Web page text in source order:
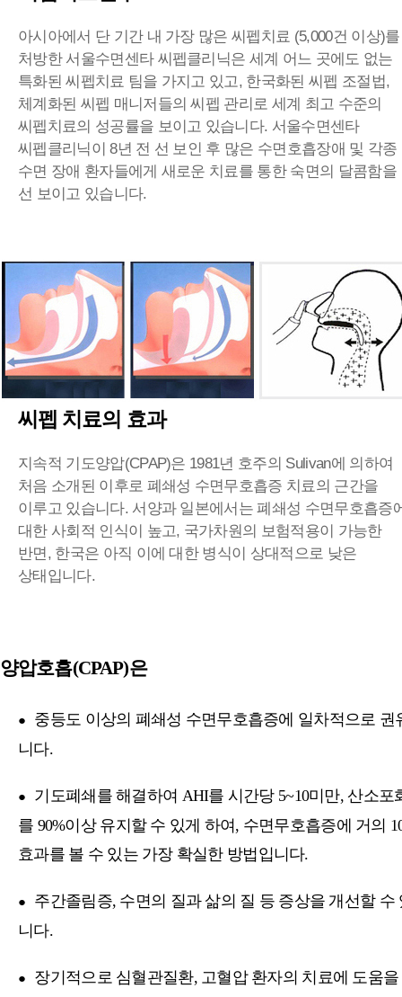
아시아에서 단 기간 내 가장 많은 씨펩치료 (5,000건 이상)를
처방한 서울수면센타 씨펩클리닉은 세계 어느 곳에도 없는
특화된 씨펩치료 팀을 가지고 있고, 한국화된 씨펩 조절법,
체계화된 씨펩 매니저들의 씨펩 관리로 세계 최고 수준의
씨펩치료의 성공률을 보이고 있습니다. 서울수면센타
씨펩클리닉이 8년 전 선 보인 후 많은 수면호흡장애 및 각종
수면 장애 환자들에게 새로운 치료를 통한 숙면의 달콤함을
선 보이고 있습니다.
씨펩 치료의 효과
지속적 기도양압(CPAP)은 1981년 호주의 Sulivan에 의하여
처음 소개된 이후로 폐쇄성 수면무호흡증 치료의 근간을
이루고 있습니다. 서양과 일본에서는 폐쇄성 수면무호흡증
대한 사회적 인식이 높고, 국가차원의 보험적용이 가능한
반면, 한국은 아직 이에 대한 병식이 상대적으로 낮은
상태입니다.
양압호흡(CPAP)은
●
중등도 이상의 폐쇄성 수면무호흡증에 일차적으로 권
니다.
●
기도폐쇄를 해결하여 AHI를 시간당 5~10미만, 산소포
를 90%이상 유지할 수 있게 하여, 수면무호흡증에 거의
효과를 볼 수 있는 가장 확실한 방법입니다.
●
주간졸림증, 수면의 질과 삶의 질 등 증상을 개선할 수
니다.
●
장기적으로 심혈관질환, 고혈압 환자의 치료에 도움을